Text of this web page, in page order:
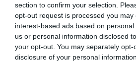
section to confirm your selection.
opt-out request is processed you may
interest-based ads based on
us or personal information disclosed
your opt-out. You may separately
disclosure of your personal